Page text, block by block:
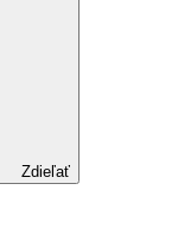
Zdieľať